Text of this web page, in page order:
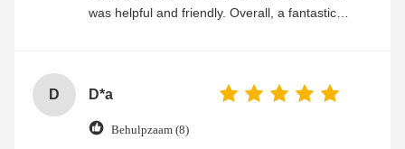
was helpful and friendly. Overall, a fantastic
D D*a
Behulpzaam (8)